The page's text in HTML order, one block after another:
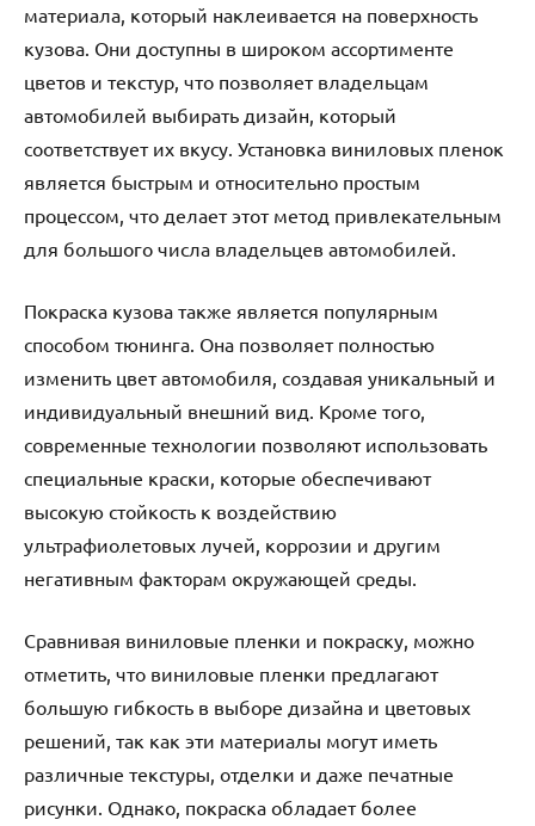
материала, который наклеивается на поверхность
кузова. Они доступны в широком ассортименте
цветов и текстур, что позволяет владельцам
автомобилей выбирать дизайн, который
соответствует их вкусу. Установка виниловых пленок
является быстрым и относительно простым
процессом, что делает этот метод привлекательным
для большого числа владельцев автомобилей.
Покраска кузова также является популярным
способом тюнинга. Она позволяет полностью
изменить цвет автомобиля, создавая уникальный и
индивидуальный внешний вид. Кроме того,
современные технологии позволяют использовать
специальные краски, которые обеспечивают
высокую стойкость к воздействию
ультрафиолетовых лучей, коррозии и другим
негативным факторам окружающей среды.
Сравнивая виниловые пленки и покраску, можно
отметить, что виниловые пленки предлагают
большую гибкость в выборе дизайна и цветовых
решений, так как эти материалы могут иметь
различные текстуры, отделки и даже печатные
рисунки. Однако, покраска обладает более